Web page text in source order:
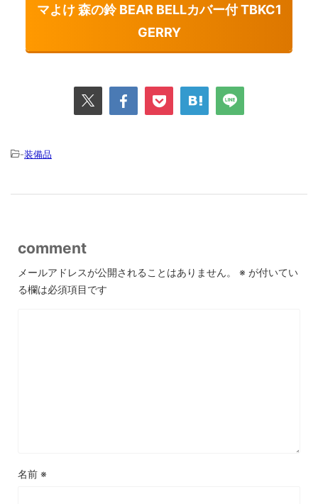
マよけ 森の鈴 BEAR BELLカバー付 TBKC1
GERRY
-装備品
comment
メールアドレスが公開されることはありません。 ※ が付いてい
る欄は必須項目です
名前 ※